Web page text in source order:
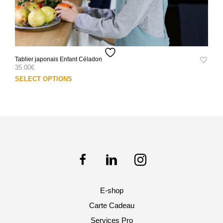
Tablier japonais Enfant Céladon
35.00€
SELECT OPTIONS
E-shop
Carte Cadeau
Services Pro